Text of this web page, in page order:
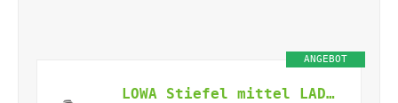
ANGEBOT
LOWA Stiefel mittel LADY LIGHT LL [2024] schiefer/türkis, 39